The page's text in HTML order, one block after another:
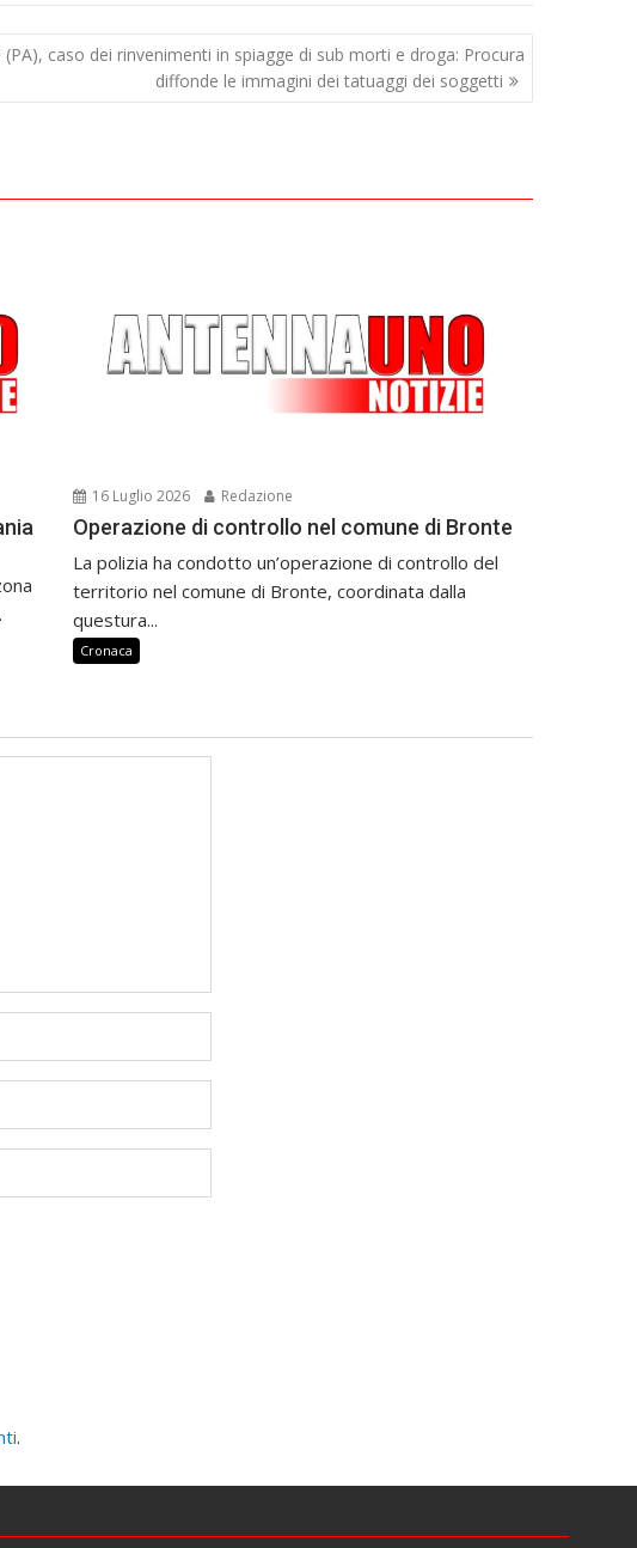
caso dei rinvenimenti in spiagge di sub morti e droga: Procura
diffonde le immagini dei tatuaggi dei soggetti
16 Luglio 2026 Redazione
Operazione di controllo nel comune di Bronte
La polizia ha condotto un’operazione di controllo del
territorio nel comune di Bronte, coordinata dalla
questura...
Cronaca
.